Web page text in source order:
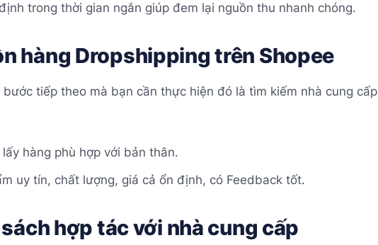
trong thời gian ngắn giúp đem lại nguồn thu nhanh chóng.
hàng Dropshipping trên Shopee
tiếp theo mà bạn cần thực hiện đó là tìm kiếm nhà cung cấp
hàng phù hợp với bản thân.
uy tín, chất lượng, giá cả ổn định, có Feedback tốt.
hợp tác với nhà cung cấp